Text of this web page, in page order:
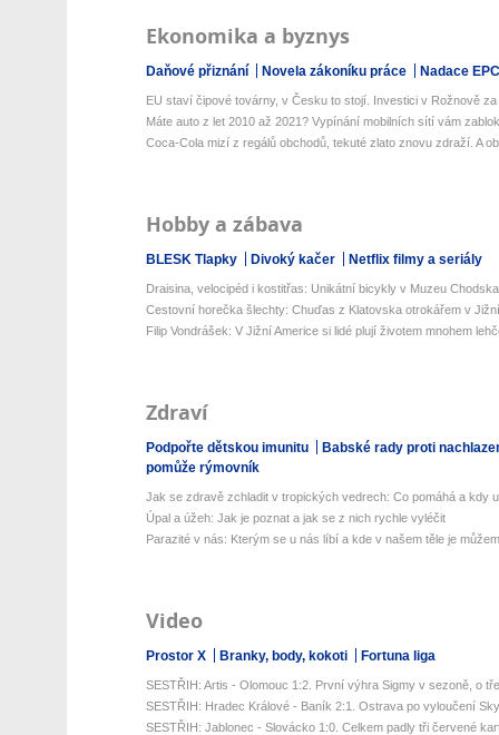
Ekonomika a byznys
Daňové přiznání Novela zákoníku práce Nadace
EU staví čipové továrny, v Česku to stojí. Investici v Rožnově za
Máte auto z let 2010 až 2021? Vypínání mobilních sítí vám
Coca-Cola mizí z regálů obchodů, tekuté zlato znovu zdraží. A
Hobby a zábava
BLESK Tlapky Divoký kačer Netflix filmy a seriály
Draisina, velocipéd i kostitřas: Unikátní bicykly v Muzeu Chodska
Cestovní horečka šlechty: Chuďas z Klatovska otrokářem v
Filip Vondrášek: V Jižní Americe si lidé plují životem mnohem
Zdraví
Podpořte dětskou imunitu
Babské rady proti
pomůže rýmovník
Jak se zdravě zchladit v tropických vedrech: Co pomáhá a kdy
Úpal a úžeh: Jak je poznat a jak se z nich rychle vyléčit
Parazité v nás: Kterým se u nás líbí a kde v našem těle je
Video
Prostor X Branky, body, kokoti Fortuna liga
SESTŘIH: Artis - Olomouc 1:2. První výhra Sigmy v sezoně, o
SESTŘIH: Hradec Králové - Baník 2:1. Ostrava po vyloučení
SESTŘIH: Jablonec - Slovácko 1:0. Celkem padly tři červené